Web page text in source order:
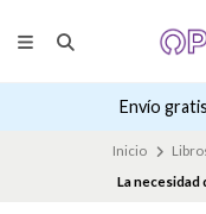
Envío
Inicio
La necesidad